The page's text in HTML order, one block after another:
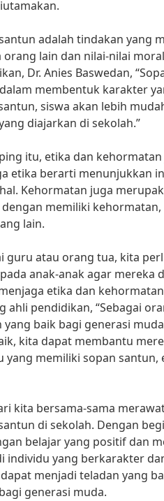
adalah tindakan yang
orang lain dan nilai-nilai
Dr. Anies Baswedan,
membentuk karakter
siswa akan lebih
diajarkan di sekolah.”
itu, etika dan
etika berarti menunjukkan
Kehormatan juga
memiliki
lain.
guru atau orang tua, kita
anak-anak agar mereka
etika dan
ahli pendidikan, “Sebagai
yang baik bagi generasi
kita dapat membantu
yang memiliki sopan
kita bersama-sama
di sekolah. Dengan
belajar yang positif dan
individu yang berkarakter
menjadi teladan yang
generasi muda.